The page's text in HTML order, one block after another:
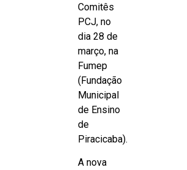
Comitês
PCJ, no
dia 28 de
março, na
Fumep
(Fundação
Municipal
de Ensino
de
Piracicaba).
A nova